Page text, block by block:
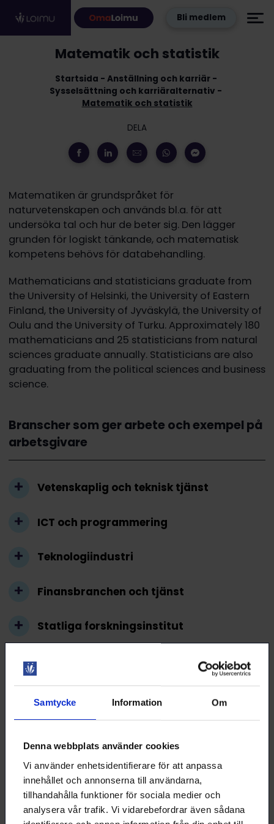
Samtycke Information Om
Denna webbplats använder cookies
Vi använder enhetsidentifierare för att anpassa
innehållet och annonserna till användarna,
tillhandahålla funktioner för sociala medier och
analysera vår trafik. Vi vidarebefordrar även sådana
Hoppa till innehållet
Bli medlem
Startsida
Anställning och karriär
Sysselsättning och karriäralternativ
Matematik och statistik
Matematik och statistik
DELA
Matematiken är grundspråket för
naturvetenskapen och används bl.a. för att
undersöka tal och hur de beter sig. Den lägger
grunden för logiskt tänkande, och matematisk
kompetens behövs för databehandling.
Mathematicians and statisticians graduate from
the University of Helsinki, the University of Eastern
Finland, the University of Jyväskylä, the University of
Oulu and the University of Turku. Approximately 180
mathematicians and 25 statisticians from natural
sciences graduate annually. Statisticians are also
graduating from the political sciences and business
science.
Branscher som ger arbete och exempel på
arbetsgivare
Vetenskaplig och teknisk tjänst
ICT och programmering
Teknologiindustri
Finansbranchen och tjänst
Statliga forskningsinstitut
Fenomen inom området
förstå dem behövs experter.
Att bygga upp matematiska tillämpningar och kombinera
statistik och programmeringskunskaper är
kompetensbehov som ständigt ökar i arbetslivet.
Behovet av förståelse om artificiell intelligens,.
Titlar på arbetsmarknaden